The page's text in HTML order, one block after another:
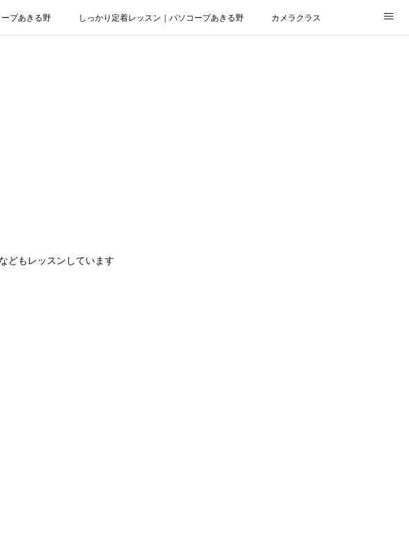
プあきる野 しっかり定着レッスン｜パソコープあきる野 カメラクラス
どもレッスンしています